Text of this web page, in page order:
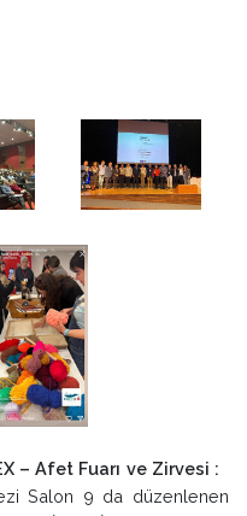
– Afet Fuarı ve Zirvesi :
Salon 9 da düzenlenen